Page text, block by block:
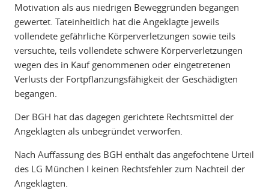
Motivation als aus niedrigen Beweggründen begangen
gewertet. Tateinheitlich hat die Angeklagte jeweils
vollendete gefährliche Körperverletzungen sowie teils
versuchte, teils vollendete schwere Körperverletzungen
wegen des in Kauf genommenen oder eingetretenen
Verlusts der Fortpflanzungsfähigkeit der Geschädigten
begangen.
Der BGH hat das dagegen gerichtete Rechtsmittel der
Angeklagten als unbegründet verworfen.
Nach Auffassung des BGH enthält das angefochtene Urteil
des LG München I keinen Rechtsfehler zum Nachteil der
Angeklagten.